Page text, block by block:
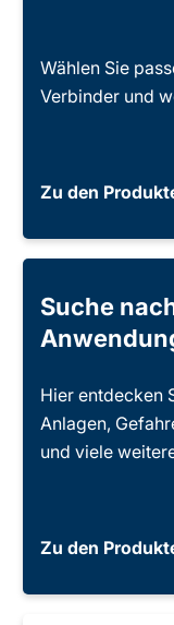
Wählen Sie
Verbinder und
Zu den
Suche
Hier entdecken
Anlagen,
und viele
Zu den